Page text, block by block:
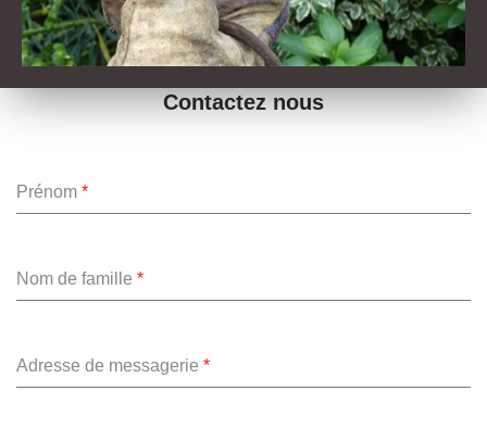
Contactez nous
Prénom *
Nom de famille *
Adresse de messagerie *